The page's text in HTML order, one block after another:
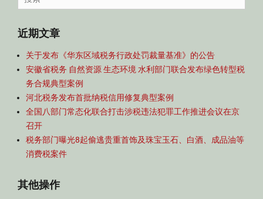
航
for:
近期文章
关于发布《华东区域税务行政处罚裁量基准》的公告
安徽省税务 自然资源 生态环境 水利部门联合发布绿色转型税
务合规典型案例
河北税务发布首批纳税信用修复典型案例
全国八部门常态化联合打击涉税违法犯罪工作推进会议在京
召开
税务部门曝光8起偷逃贵重首饰及珠宝玉石、白酒、成品油等
消费税案件
其他操作